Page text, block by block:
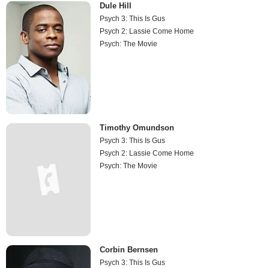
Dule Hill
Psych 3: This Is Gus
Psych 2: Lassie Come Home
Psych: The Movie
Timothy Omundson
Psych 3: This Is Gus
Psych 2: Lassie Come Home
Psych: The Movie
Corbin Bernsen
Psych 3: This Is Gus